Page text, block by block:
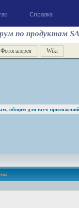
Справка
по продуктам
Фотогалерея Wiki
общим для всех приложений